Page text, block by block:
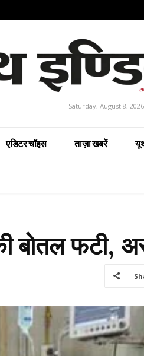
Saturday, August 8, 2026
एडिटर चॉइस ताज़ा खबरें
बोतल फटी,